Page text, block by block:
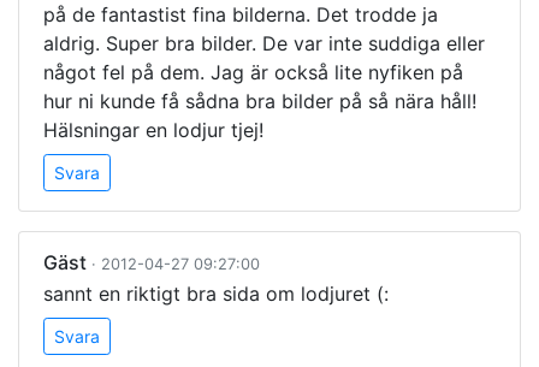
på de fantastist fina bilderna. Det trodde ja
aldrig. Super bra bilder. De var inte suddiga eller
något fel på dem. Jag är också lite nyfiken på
hur ni kunde få sådna bra bilder på så nära håll!
Hälsningar en lodjur tjej!
Svara
Gäst · 2012-04-27 09:27:00
sannt en riktigt bra sida om lodjuret (:
Svara